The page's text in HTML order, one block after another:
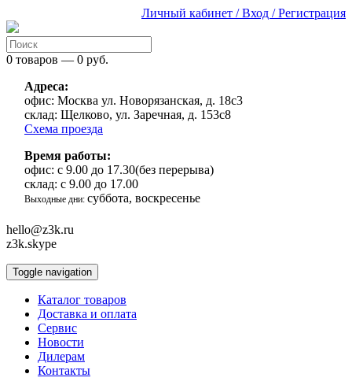
Личный кабинет / Вход / Регистрация
0 товаров — 0 руб.
Адреса:
офис: Москва ул. Новорязанская, д. 18с3
склад: Щелково, ул. Заречная, д. 153с8
Схема проезда
Время работы:
офис: с 9.00 до 17.30(без перерыва)
склад: с 9.00 до 17.00
Выходные дни: суббота, воскресенье
hello@z3k.ru
z3k.skype
Toggle navigation
Каталог товаров
Доставка и оплата
Сервис
Новости
Дилерам
Контакты